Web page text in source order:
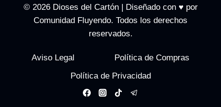
© 2026 Dioses del Cartón | Diseñado con ♥️ por
Comunidad Fluyendo. Todos los derechos
reservados.
Aviso Legal
Política de Compras
Política de Privacidad